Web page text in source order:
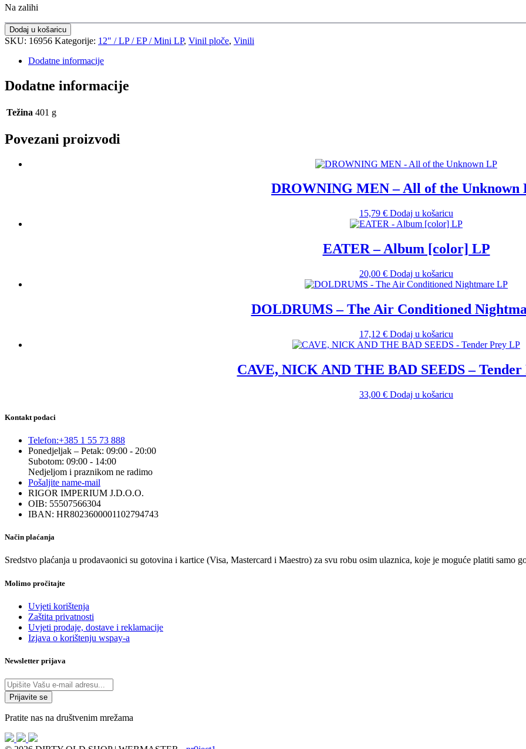
Na zalihi
Dodaj u košaricu
SKU: 16956 Kategorije: 12" / LP / EP / Mini LP, Vinil ploče, Vinili
Dodatne informacije
Dodatne informacije
Težina 401 g
Povezani proizvodi
DROWNING MEN – All of the Unknown
15,79 € Dodaj u košaricu
EATER – Album [color] LP
20,00 € Dodaj u košaricu
DOLDRUMS – The Air Conditioned
17,12 € Dodaj u košaricu
CAVE, NICK AND THE BAD SEEDS –
33,00 € Dodaj u košaricu
Kontakt podaci
Telefon:+385 1 55 73 888
Ponedjeljak – Petak: 09:00 - 20:00
Subotom: 09:00 - 14:00
Nedjeljom i praznikom ne radimo
Pošaljite name-mail
RIGOR IMPERIUM J.D.O.O.
OIB: 55507566304
IBAN: HR8023600001102794743
Način plaćanja
Sredstvo plaćanja u prodavaonici su gotovina i kartice (Visa, Mastercard i Maestro) za svu robu osim ulaznica, koje je moguće platiti samo
Molimo pročitajte
Uvjeti korištenja
Zaštita privatnosti
Uvjeti prodaje, dostave i reklamacije
Izjava o korištenju wspay-a
Newsletter prijava
Pratite nas na društvenim mrežama